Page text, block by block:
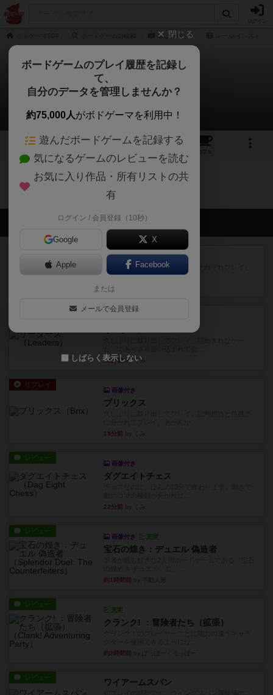
君はロボット
君はロボット
0件のルール/インスト
2 1
カフェ
君はロボットのトップに戻る
会員の新しい投稿
スライプ
メインコマ一つサブコマ四つでそれぞれプレイし
ます。動かし方はコマか壁に...
2分前
10分前by くみ
リプレイ
画像付き
ブリックス
15分前
レビュー
画像付き
ダグエイトチェス
22分前
レビュー
画像付き 充実
宝石の煌き：デュエル 偽造者
約1時間前
レビュー
充実
クランク! ：冒険者たち（拡張）
約2時間前
レビュー ワイアームスパン
閉じる
ボードゲームのプレイ履歴を記録し
て、
自分のデータを管理しませんか？
約75,000人がボドゲーマを利用中！
遊んだボードゲームを記録する
気になるゲームのレビューを読む
お気に入り作品・所有リストの共
有
ログイン / 会員登録（10秒）
Google X
Apple Facebook
または
メールで会員登録
しばらく表示しない